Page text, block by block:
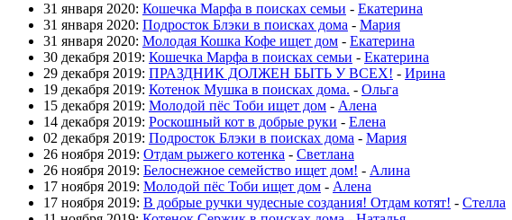
31 января 2020: Кошечка Марфа в поисках семьи - Екатерина
31 января 2020: Подросток Блэки в поисках дома - Мария
31 января 2020: Молодая Кошка Кофе ищет дом - Екатерина
30 декабря 2019: Кошечка Марфа в поисках семьи - Екатерина
29 декабря 2019: ПРАЗДНИК ДОЛЖЕН БЫТЬ У ВСЕХ! - Ирина
19 декабря 2019: Котенок Мушка в поисках дома. - Ольга
15 декабря 2019: Молодой пёс Тоби ищет дом - Алена
14 декабря 2019: Роскошный кот в добрые руки - Елена
02 декабря 2019: Подросток Блэки в поисках дома - Мария
26 ноября 2019: Отдам рыжего котенка - Светлана
26 ноября 2019: Белоснежное семейство ищет дом! - Алина
17 ноября 2019: Молодой пёс Тоби ищет дом - Алена
17 ноября 2019: В добрые ручки чудесные создания! Отдам котят! - Стелла